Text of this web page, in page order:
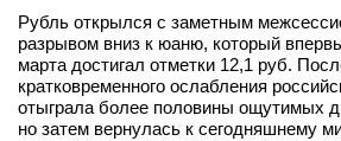
Рубль открылся с заметным
разрывом вниз к юаню, который
марта достигал отметки 12,1 руб.
кратковременного ослабления
отыграла более половины ощутимых
но затем вернулась к сегодняшнему